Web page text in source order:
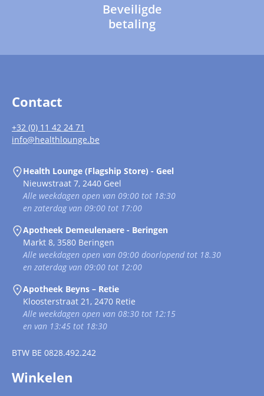
Beveiligde
betaling
Contact
+32 (0) 11 42 24 71
info@healthlounge.be
Health Lounge (Flagship Store) - Geel
Nieuwstraat 7, 2440 Geel
Alle weekdagen open van 09:00 tot 18:30
en zaterdag van 09:00 tot 17:00
Apotheek Demeulenaere - Beringen
Markt 8, 3580 Beringen
Alle weekdagen open van 09:00 doorlopend tot 18.30
en zaterdag van 09:00 tot 12:00
Apotheek Beyns – Retie
Kloosterstraat 21, 2470 Retie
Alle weekdagen open van 08:30 tot 12:15
en van 13:45 tot 18:30
BTW BE 0828.492.242
Winkelen